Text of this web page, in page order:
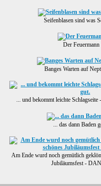
Seifenblasen sind was
Der Feuermann
Banges Warten auf
... und bekommt leichte Schlagseite
... das dann Baden
Am Ende wurd noch gemütlich
Jubiläumsfest -